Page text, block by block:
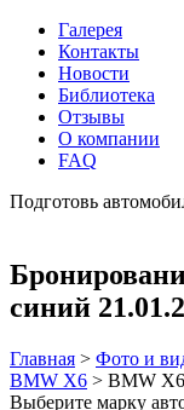
Галерея
Контакты
Новости
Библиотека
Отзывы
О компании
FAQ
Подготовь
синий
Главная > Фото и
BMW X6 > BMW
Выберите марку